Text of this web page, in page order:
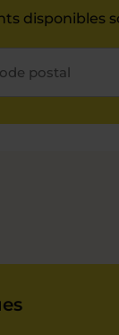
disponibles